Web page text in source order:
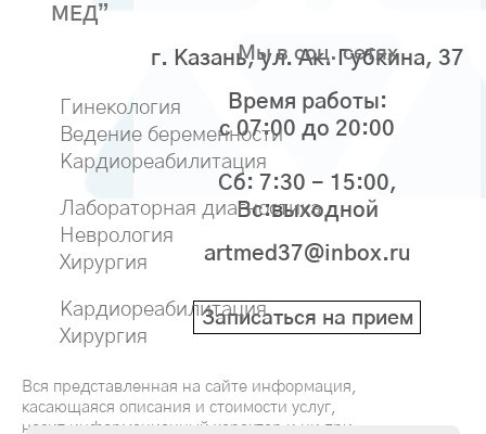
г. Казань, ул. Ак. Губкина, 37
Время работы:
с 07:00 до 20:00
Сб: 7:30 - 15:00,
Вс:выходной
artmed37@inbox.ru
Записаться на прием
МЕД”
Мы в соц. сетях
Гинекология
Ведение беременности
Кардиореабилитация
Лабораторная диагностика
Неврология
Хирургия
Кардиореабилитация
Хирургия
Вся представленная на сайте информация,
касающаяся описания и стоимости услуг,
носит информационный характер и ни при